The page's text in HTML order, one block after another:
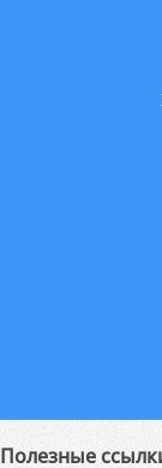
Полезные